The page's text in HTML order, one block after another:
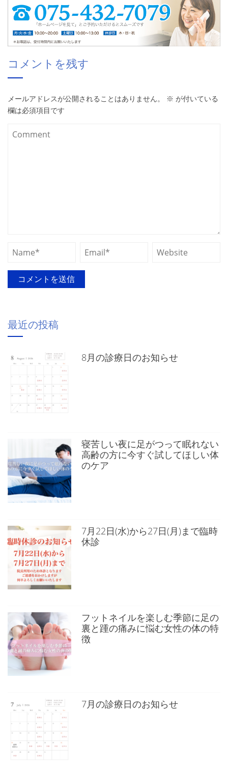
コメントを残す
メールアドレスが公開されることはありません。 ※ が付いている
欄は必須項目です
最近の投稿
8月の診療日のお知らせ
寝苦しい夜に足がつって眠れない
高齢の方に今すぐ試してほしい体
のケア
7月22日(水)から27日(月)まで臨時
休診
フットネイルを楽しむ季節に足の
裏と踵の痛みに悩む女性の体の特
徴
7月の診療日のお知らせ